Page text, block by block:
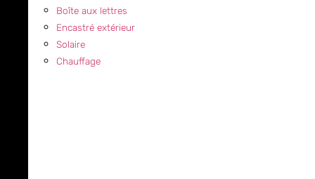
Boîte aux lettres
Encastré extérieur
Solaire
Chauffage